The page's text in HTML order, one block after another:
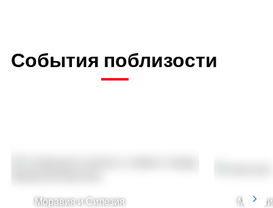
События поблизости
Моравия и Силезия